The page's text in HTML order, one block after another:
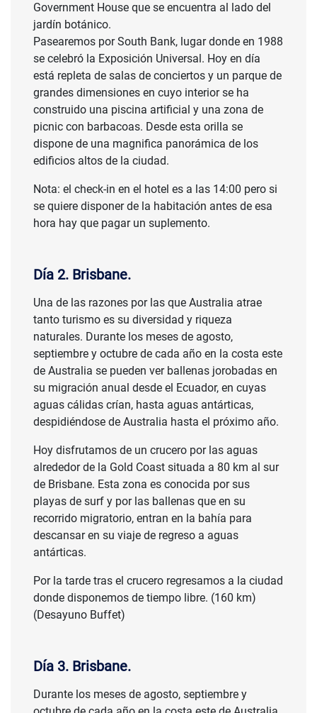
Government House que se encuentra al lado del
jardín botánico.
Pasearemos por South Bank, lugar donde en 1988
se celebró la Exposición Universal. Hoy en día
está repleta de salas de conciertos y un parque de
grandes dimensiones en cuyo interior se ha
construido una piscina artificial y una zona de
picnic con barbacoas. Desde esta orilla se
dispone de una magnifica panorámica de los
edificios altos de la ciudad.
Nota: el check-in en el hotel es a las 14:00 pero si
se quiere disponer de la habitación antes de esa
hora hay que pagar un suplemento.
Día 2. Brisbane.
Una de las razones por las que Australia atrae
tanto turismo es su diversidad y riqueza
naturales. Durante los meses de agosto,
septiembre y octubre de cada año en la costa este
de Australia se pueden ver ballenas jorobadas en
su migración anual desde el Ecuador, en cuyas
aguas cálidas crían, hasta aguas antárticas,
despidiéndose de Australia hasta el próximo año.
Hoy disfrutamos de un crucero por las aguas
alrededor de la Gold Coast situada a 80 km al sur
de Brisbane. Esta zona es conocida por sus
playas de surf y por las ballenas que en su
recorrido migratorio, entran en la bahía para
descansar en su viaje de regreso a aguas
antárticas.
Por la tarde tras el crucero regresamos a la ciudad
donde disponemos de tiempo libre. (160 km)
(Desayuno Buffet)
Día 3. Brisbane.
Durante los meses de agosto, septiembre y